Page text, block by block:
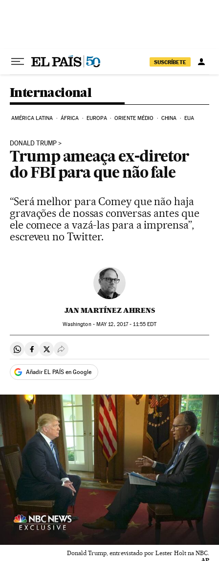
SUSCRÍBETE
Internacional
AMÉRICA LATINA ÁFRICA EUROPA ORIENTE MÉDIO CHINA EUA
DONALD TRUMP
Trump ameaça ex-diretor
do FBI para que não fale
“Será melhor para Comey que não haja
gravações de nossas conversas antes que
ele comece a vazá-las para a imprensa”,
escreveu no Twitter.
JAN MARTÍNEZ AHRENS
Washington - MAY12, 2017 - 11:55EDT
Compartir en Whatsapp
Compartir en Facebook
Compartir en Twitter
Desplegar Redes Sociales
Añadir EL PAÍS en Google
Donald Trump, entrevistado por Lester Holt na NBC.